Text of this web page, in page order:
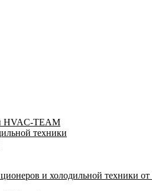
HVAC-TEAM
техники
и холодильной техники от